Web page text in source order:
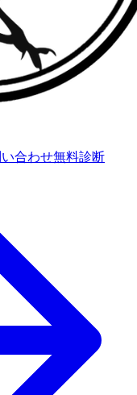
合わせ無料診断